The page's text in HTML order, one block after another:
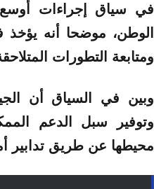
في سياق إجراءات
الوطن، موضحا أنه
ومتابعة التطورات
وبين في السياق أن
وتوفير سبل الدعم
محيطها عن طريق تدابير